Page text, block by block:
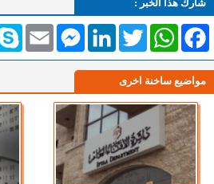
شارك هذا الخبر :
Email
MessengerLinkedInTwitterWhatsAppFacebook
مواضيع ساخنة اخرى